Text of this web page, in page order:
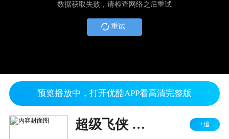
数据获取失败，请检查网络之后重试
重试
预览播放中，打开优酷APP看高清完整版
超级飞侠 第十八季 无限合体 +追